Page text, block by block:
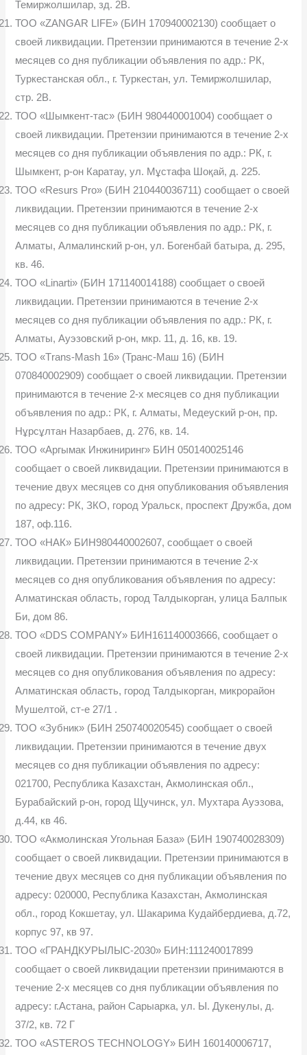
Темиржолшилар, зд. 2В.
ТОО «ZANGAR LIFE» (БИН 170940002130) сообщает о
своей ликвидации. Претензии принимаются в течение 2-х
месяцев со дня публикации объявления по адр.: РК,
Туркестанская обл., г. Туркестан, ул. Темиржолшилар,
стр. 2В.
ТОО «Шымкент-тас» (БИН 980440001004) сообщает о
своей ликвидации. Претензии принимаются в течение 2-х
месяцев со дня публикации объявления по адр.: РК, г.
Шымкент, р-он Каратау, ул. Мұстафа Шоқай, д. 225.
ТОО «Resurs Pro» (БИН 210440036711) сообщает о своей
ликвидации. Претензии принимаются в течение 2-х
месяцев со дня публикации объявления по адр.: РК, г.
Алматы, Алмалинский р-он, ул. Богенбай батыра, д. 295,
кв. 46.
ТОО «Linarti» (БИН 171140014188) сообщает о своей
ликвидации. Претензии принимаются в течение 2-х
месяцев со дня публикации объявления по адр.: РК, г.
Алматы, Ауэзовский р-он, мкр. 11, д. 16, кв. 19.
ТОО «Тrans-Mash 16» (Транс-Маш 16) (БИН
070840002909) сообщает о своей ликвидации. Претензии
принимаются в течение 2-х месяцев со дня публикации
объявления по адр.: РК, г. Алматы, Медеуский р-он, пр.
Нұрсұлтан Назарбаев, д. 276, кв. 14.
ТОО «Аргымак Инжиниринг» БИН 050140025146
сообщает о своей ликвидации. Претензии принимаются в
течение двух месяцев со дня опубликования объявления
по адресу: РК, ЗКО, город Уральск, проспект Дружба, дом
187, оф.116.
ТОО «НАК» БИН980440002607, сообщает о своей
ликвидации. Претензии принимаются в течение 2-х
месяцев со дня опубликования объявления по адресу:
Алматинская область, город Талдыкорган, улица Балпык
Би, дом 86.
ТОО «DDS COMPANY» БИН161140003666, сообщает о
своей ликвидации. Претензии принимаются в течение 2-х
месяцев со дня опубликования объявления по адресу:
Алматинская область, город Талдыкорган, микрорайон
Мушелтой, ст-е 27/1 .
ТОО «Зубник» (БИН 250740020545) сообщает о своей
ликвидации. Претензии принимаются в течение двух
месяцев со дня публикации объявления по адресу:
021700, Республика Казахстан, Акмолинская обл.,
Бурабайский р-он, город Щучинск, ул. Мухтара Ауэзова,
д.44, кв 46.
ТОО «Акмолинская Угольная База» (БИН 190740028309)
сообщает о своей ликвидации. Претензии принимаются в
течение двух месяцев со дня публикации объявления по
адресу: 020000, Республика Казахстан, Акмолинская
обл., город Кокшетау, ул. Шакарима Кудайбердиева, д.72,
корпус 97, кв 97.
ТОО «ГРАНДКУРЫЛЫС-2030» БИН:111240017899
сообщает о своей ликвидации претензии принимаются в
течение 2-х месяцев со дня публикации объявления по
адресу: г.Астана, район Сарыарка, ул. Ы. Дукенулы, д.
37/2, кв. 72 Г
ТОО «ASTEROS TECHNOLOGY» БИН 160140006717,